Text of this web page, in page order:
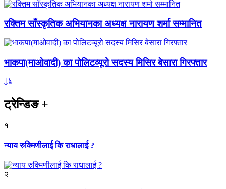
रक्तिम साँस्कृतिक अभियानका अध्यक्ष नारायण शर्मा सम्मानित
भाकपा(माओवादी) का पोलिटव्यूरो सदस्य मिसिर बेसारा गिरफ्तार
ट्रेन्डिङ+
१
न्याय रुक्मिणीलाई कि राधालाई ?
२